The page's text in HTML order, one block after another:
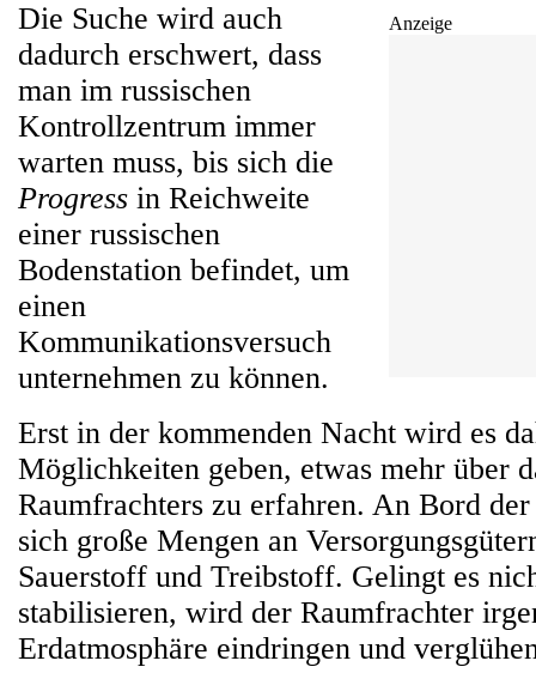
Anzeige
Die Suche wird auch
dadurch erschwert, dass
man im russischen
Kontrollzentrum immer
warten muss, bis sich die
Progress in Reichweite
einer russischen
Bodenstation befindet, um
einen
Kommunikationsversuch
unternehmen zu können.
Erst in der kommenden Nacht wird es
Möglichkeiten geben, etwas mehr über
Raumfrachters zu erfahren. An Bord
sich große Mengen an
Sauerstoff und Treibstoff. Gelingt es
stabilisieren, wird der Raumfrachter
Erdatmosphäre eindringen und